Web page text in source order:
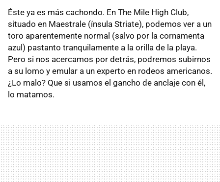
Éste ya es más cachondo. En The Mile High Club,
situado en Maestrale (ínsula Striate), podemos ver a un
toro aparentemente normal (salvo por la cornamenta
azul) pastanto tranquilamente a la orilla de la playa.
Pero si nos acercamos por detrás, podremos subirnos
a su lomo y emular a un experto en rodeos americanos.
¿Lo malo? Que si usamos el gancho de anclaje con él,
lo matamos.